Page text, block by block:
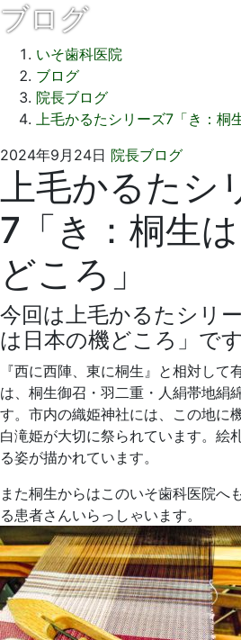
ブログ
いそ歯科医院
ブログ
院長ブログ
上毛かるたシリーズ7「き：桐
2024年9月24日 院長ブログ2024
年
9
月
12
い
そ
歯
科
医
上毛かるたシ
7「き：桐生
どころ」
今回は上毛かるたシリ
は日本の機どころ」です
『西に西陣、東に桐生』と相対して
は、桐生御召・羽二重・人絹帯地絹
す。市内の織姫神社には、この地に
白滝姫が大切に祭られています。絵
る姿が描かれています。
また桐生からはこのいそ歯科医院へ
る患者さんいらっしゃいます。